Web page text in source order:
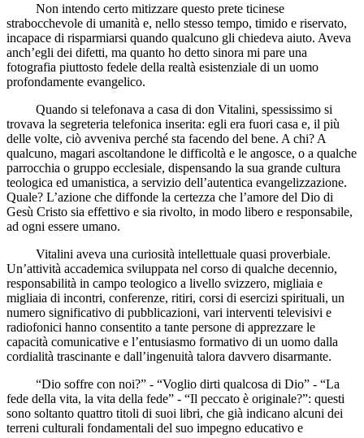
Non intendo certo mitizzare questo prete ticinese
strabocchevole di umanità e, nello stesso tempo, timido e riservato,
incapace di risparmiarsi quando qualcuno gli chiedeva aiuto. Aveva
anch’egli dei difetti, ma quanto ho detto sinora mi pare una
fotografia piuttosto fedele della realtà esistenziale di un uomo
profondamente evangelico.
Quando si telefonava a casa di don Vitalini, spessissimo si
trovava la segreteria telefonica inserita: egli era fuori casa e, il più
delle volte, ciò avveniva perché sta facendo del bene. A chi? A
qualcuno, magari ascoltandone le difficoltà e le angosce, o a qualche
parrocchia o gruppo ecclesiale, dispensando la sua grande cultura
teologica ed umanistica, a servizio dell’autentica evangelizzazione.
Quale? L’azione che diffonde la certezza che l’amore del Dio di
Gesù Cristo sia effettivo e sia rivolto, in modo libero e responsabile,
ad ogni essere umano.
Vitalini aveva una curiosità intellettuale quasi proverbiale.
Un’attività accademica sviluppata nel corso di qualche decennio,
responsabilità in campo teologico a livello svizzero, migliaia e
migliaia di incontri, conferenze, ritiri, corsi di esercizi spirituali, un
numero significativo di pubblicazioni, vari interventi televisivi e
radiofonici hanno consentito a tante persone di apprezzare le
capacità comunicative e l’entusiasmo formativo di un uomo dalla
cordialità trascinante e dall’ingenuità talora davvero disarmante.
“Dio soffre con noi?” - “Voglio dirti qualcosa di Dio” - “La
fede della vita, la vita della fede” - “Il peccato è originale?”: questi
sono soltanto quattro titoli di suoi libri, che già indicano alcuni dei
terreni culturali fondamentali del suo impegno educativo e